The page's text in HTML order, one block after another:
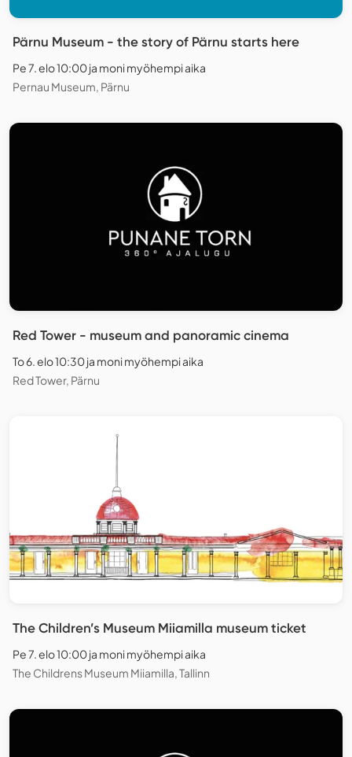
Pärnu Museum - the story of Pärnu starts here
Pe 7. elo 10:00 ja moni myöhempi aika
Pernau Museum, Pärnu
Red Tower - museum and panoramic cinema
To 6. elo 10:30 ja moni myöhempi aika
Red Tower, Pärnu
The Children’s Museum Miiamilla museum ticket
Pe 7. elo 10:00 ja moni myöhempi aika
The Childrens Museum Miiamilla, Tallinn